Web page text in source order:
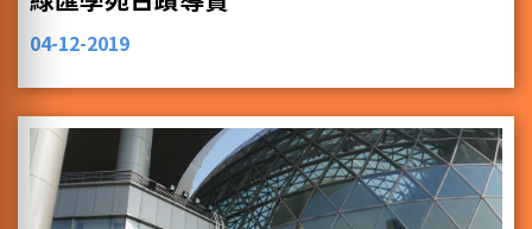
04-12-2019